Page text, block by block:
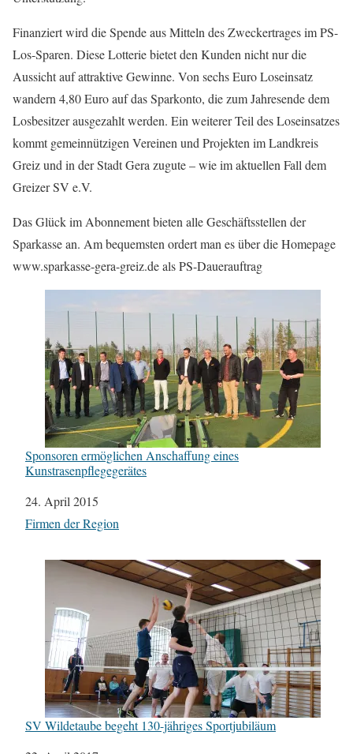
Finanziert wird die Spende aus Mitteln des Zweckertrages im PS-
Los-Sparen. Diese Lotterie bietet den Kunden nicht nur die
Aussicht auf attraktive Gewinne. Von sechs Euro Loseinsatz
wandern 4,80 Euro auf das Sparkonto, die zum Jahresende dem
Losbesitzer ausgezahlt werden. Ein weiterer Teil des Loseinsatzes
kommt gemeinnützigen Vereinen und Projekten im Landkreis
Greiz und in der Stadt Gera zugute – wie im aktuellen Fall dem
Greizer SV e.V.
Das Glück im Abonnement bieten alle Geschäftsstellen der
Sparkasse an. Am bequemsten ordert man es über die Homepage
www.sparkasse-gera-greiz.de als PS-Dauerauftrag
Sponsoren ermöglichen Anschaffung eines
Kunstrasenpflegegerätes
Datum
24. April 2015
In Bezug auf
Firmen der Region
SV Wildetaube begeht 130-jähriges Sportjubiläum